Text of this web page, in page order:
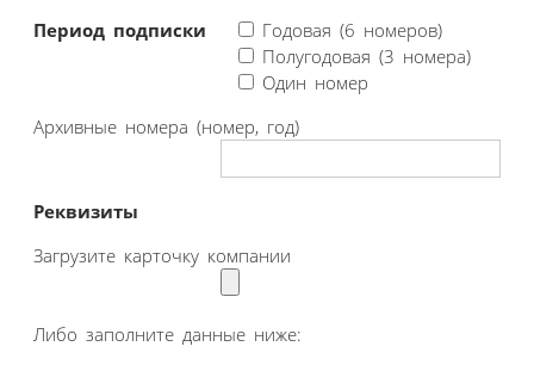
Период подписки
Годовая (6 номеров)
Полугодовая (3 номера)
Один номер
Архивные номера (номер, год)
Реквизиты
Загрузите карточку компании
Либо заполните данные ниже: